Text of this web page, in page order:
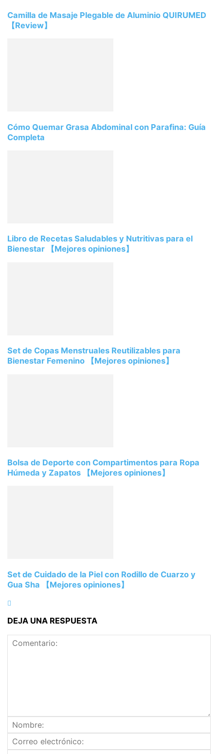
Camilla de Masaje Plegable de Aluminio QUIRUMED
【Review】
Cómo Quemar Grasa Abdominal con Parafina: Guía
Completa
Libro de Recetas Saludables y Nutritivas para el
Bienestar 【Mejores opiniones】
Set de Copas Menstruales Reutilizables para
Bienestar Femenino 【Mejores opiniones】
Bolsa de Deporte con Compartimentos para Ropa
Húmeda y Zapatos 【Mejores opiniones】
Set de Cuidado de la Piel con Rodillo de Cuarzo y
Gua Sha 【Mejores opiniones】
DEJA UNA RESPUESTA